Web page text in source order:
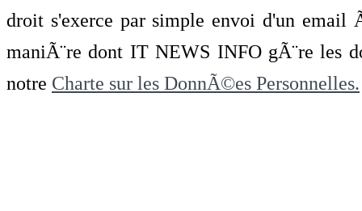
droit s'exerce par simple envoi d'un
maniÃ¨re dont IT NEWS INFO gÃ¨re les
notre Charte sur les DonnÃ©es Personnelles.